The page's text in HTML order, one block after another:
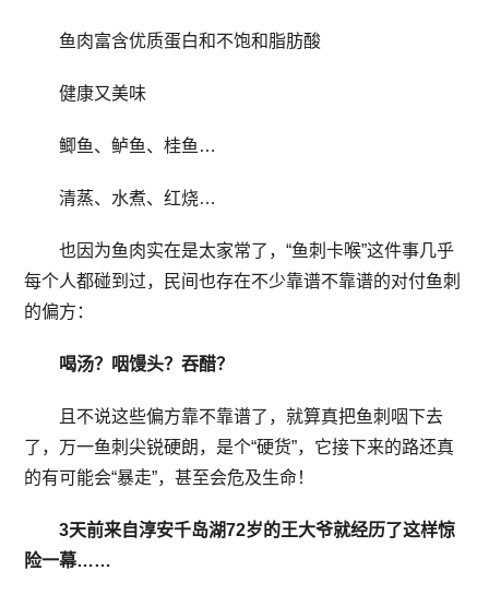
鱼肉富含优质蛋白和不饱和脂肪酸
健康又美味
鲫鱼、鲈鱼、桂鱼…
清蒸、水煮、红烧…
也因为鱼肉实在是太家常了，“鱼刺卡喉”这件事几乎
每个人都碰到过，民间也存在不少靠谱不靠谱的对付鱼刺
的偏方：
喝汤？咽馒头？吞醋？
且不说这些偏方靠不靠谱了，就算真把鱼刺咽下去
了，万一鱼刺尖锐硬朗，是个“硬货”，它接下来的路还真
的有可能会“暴走”，甚至会危及生命！
3天前来自淳安千岛湖72岁的王大爷就经历了这样惊
险一幕……